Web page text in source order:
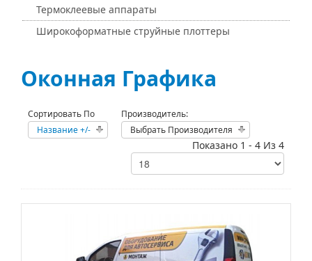
Термоклеевые аппараты
Широкоформатные струйные плоттеры
Оконная Графика
Сортировать По
Название +/-
Производитель:
Выбрать Производителя
Показано 1 - 4 Из 4